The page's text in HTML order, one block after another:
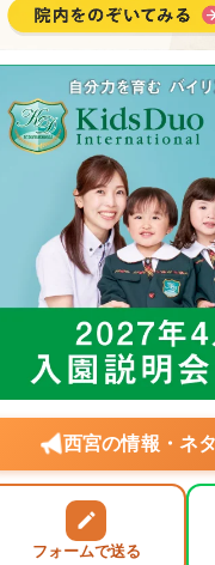
西宮の情報・ネ
フォームで送る